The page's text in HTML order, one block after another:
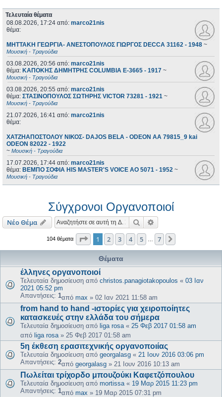
Τελευταία θέματα
08.08.2026, 17:24 από: marco21nis
θέμα:
ΜΗΤΤΑΚΗ ΓΕΩΡΓΙΑ- ΑΝΕΣΤΟΠΟΥΛΟΣ ΓΙΩΡΓΟΣ DECCA 31162 - 1948 ~
Μουσική - Τραγούδια
03.08.2026, 20:56 από: marco21nis
θέμα: ΚΑΠΟΚΗΣ ΔΗΜΗΤΡΗΣ COLUMBIA E-3665 - 1917 ~
Μουσική - Τραγούδια
03.08.2026, 20:55 από: marco21nis
θέμα: ΣΤΑΣΙΝΟΠΟΥΛΟΣ ΣΩΤΗΡΗΣ VICTOR 73281 - 1921 ~
Μουσική - Τραγούδια
21.07.2026, 16:41 από: marco21nis
θέμα:
ΧΑΤΖΗΑΠΟΣΤΟΛΟΥ ΝΙΚΟΣ- DAJOS BELA - ODEON AA 79815_9 kai
ODEON 82022 - 1922
~ Μουσική - Τραγούδια
17.07.2026, 17:44 από: marco21nis
θέμα: ΒΕΜΠΟ ΣΟΦΙΑ HIS MASTER'S VOICE AO 5071 - 1952 ~
Μουσική - Τραγούδια
Σύγχρονοι Οργανοποιοί
Νέο Θέμα Αναζήτηση
104 θέματα Σελίδα από7
1 2 3 4 5 7
Θέματα
έλληνες οργανοποιοί
Τελευταία δημοσίευση από christos.panagiotakopoulos « 03 Ιαν
2021 05:52 pm
Απαντήσεις: 1από max » 02 Ιαν 2021 11:58 am
from hand to hand -ιστορίες για χειροποίητες
κατασκευές στην ελλάδα του σήμερα
Τελευταία δημοσίευση από liga rosa « 25 Φεβ 2017 01:58 am
από liga rosa » 25 Φεβ 2017 01:58 am
5η έκθεση ερασιτεχνικής οργανοποιίας
Τελευταία δημοσίευση από georgalasg « 21 Ιουν 2016 03:06 pm
Απαντήσεις: 2από georgalasg » 21 Ιουν 2016 10:13 am
Πωλείται τρίχορδο μπουζούκι Καφετζόπουλου
Τελευταία δημοσίευση από mortissa « 19 Μαρ 2015 11:23 pm
Απαντήσεις: 1από max » 19 Μαρ 2015 07:31 pm